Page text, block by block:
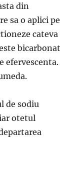
din
sa o aplici pe
cateva
bicarbonat
efervescenta.
de sodiu
otetul